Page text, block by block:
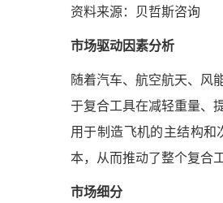
资料来源：贝哲斯咨询
市场驱动因素分析
随着汽车、航空航天、风
于复合工具在减轻重量、
用于制造飞机的主结构
本，从而推动了整个复合
市场细分